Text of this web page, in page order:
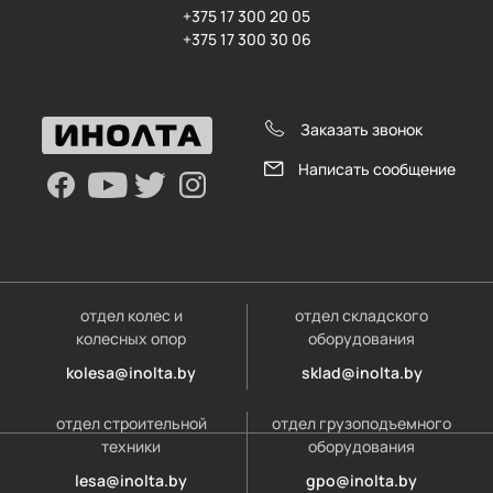
+375 17 300 20 05
+375 17 300 30 06
Заказать звонок
Написать сообщение
отдел колес и
колесных опор
kolesa@inolta.by
отдел складского
оборудования
sklad@inolta.by
отдел строительной
техники
lesa@inolta.by
отдел грузоподъемного
оборудования
gpo@inolta.by